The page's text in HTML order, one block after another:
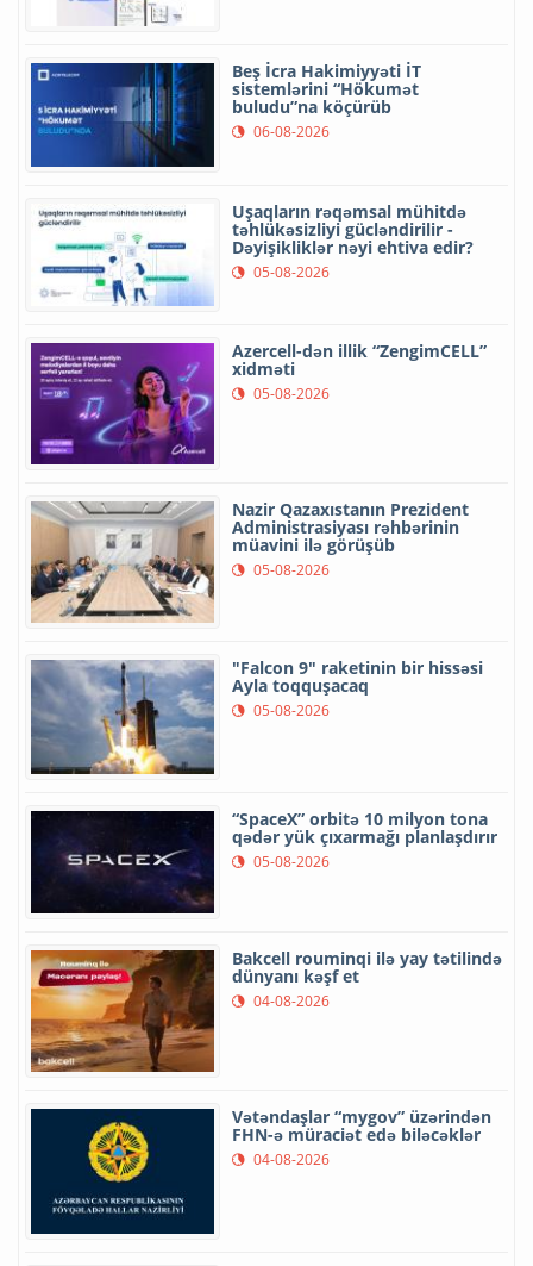
Beş İcra Hakimiyyəti İT
sistemlərini “Hökumət
buludu”na köçürüb
06-08-2026
Uşaqların rəqəmsal mühitdə
təhlükəsizliyi gücləndirilir -
Dəyişikliklər nəyi ehtiva edir?
05-08-2026
Azercell-dən illik “ZengimCELL”
xidməti
05-08-2026
Nazir Qazaxıstanın Prezident
Administrasiyası rəhbərinin
müavini ilə görüşüb
05-08-2026
"Falcon 9" raketinin bir hissəsi
Ayla toqquşacaq
05-08-2026
“SpaceX” orbitə 10 milyon tona
qədər yük çıxarmağı planlaşdırır
05-08-2026
Bakcell rouminqi ilə yay tətilində
dünyanı kəşf et
04-08-2026
Vətəndaşlar “mygov” üzərindən
FHN-ə müraciət edə biləcəklər
04-08-2026